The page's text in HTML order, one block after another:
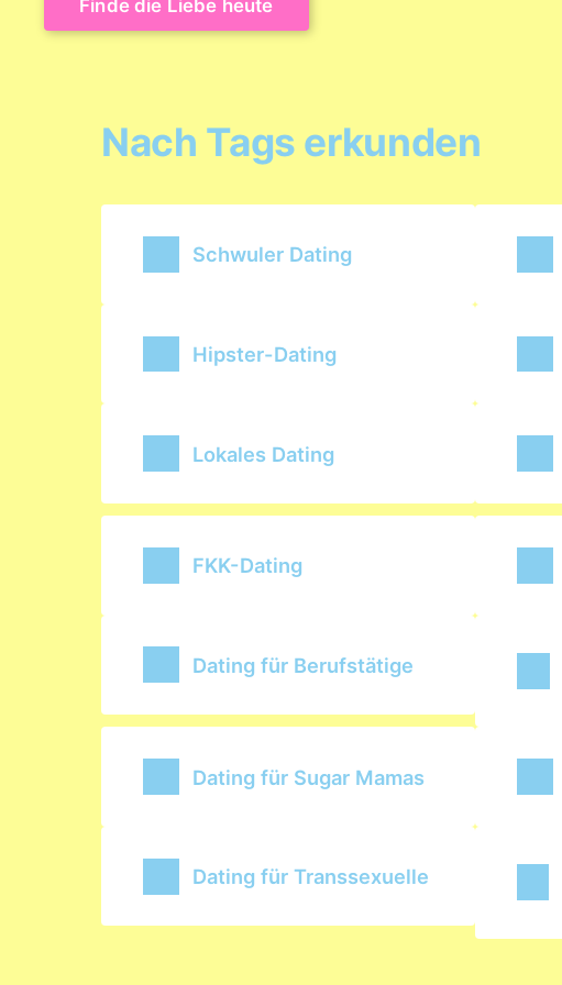
Finde die Liebe heute
Nach Tags erkunden
Schwuler Dating
Hipster-Dating
Lokales Dating
FKK-Dating
Dating für Berufstätige
Dating für Sugar Mamas
Dating für Transsexuelle